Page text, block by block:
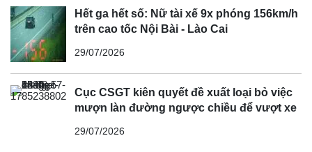
hết hấp dẫn với người tiêu dùng, mà còn liên quan đến
Hết ga hết số: Nữ tài xế 9x phóng 156km/h
trên cao tốc Nội Bài - Lào Cai
29/07/2026
Cục CSGT kiên quyết đề xuất loại bỏ việc
mượn làn đường ngược chiều để vượt xe
29/07/2026